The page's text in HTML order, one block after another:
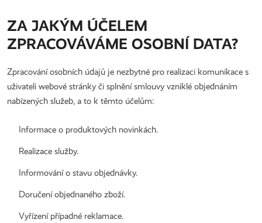
ZA JAKÝM ÚČELEM
ZPRACOVÁVÁME OSOBNÍ DATA?
Zpracování osobních údajů je nezbytné pro realizaci komunikace s
uživateli webové stránky či splnění smlouvy vzniklé objednáním
nabízených služeb, a to k těmto účelům:
Informace o produktových novinkách.
Realizace služby.
Informování o stavu objednávky.
Doručení objednaného zboží.
Vyřízení případné reklamace.